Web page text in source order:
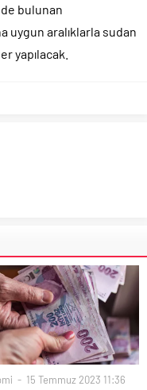
bulunan
uygun aralıklarla sudan
yapılacak.
15 Temmuz 2023 11:36